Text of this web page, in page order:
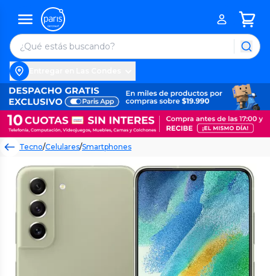
Tecno/Celulares/Smartphones